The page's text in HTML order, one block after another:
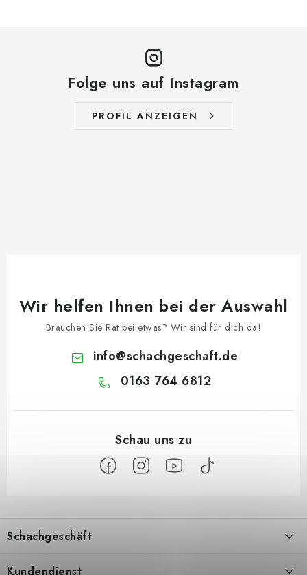
Folge uns auf Instagram
PROFIL ANZEIGEN
Wir helfen Ihnen bei der Auswahl
Brauchen Sie Rat bei etwas? Wir sind für dich da!
info@schachgeschaft.de
0163 764 6812
ß
z
Schachgeschäft
Kundendienst